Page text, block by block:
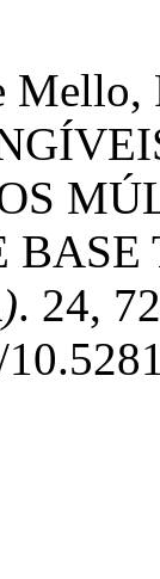
. 24,